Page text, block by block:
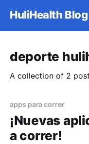
HuliHealth Blog
deporte
A collection of 2
apps para correr
¡Nuevas
a correr!